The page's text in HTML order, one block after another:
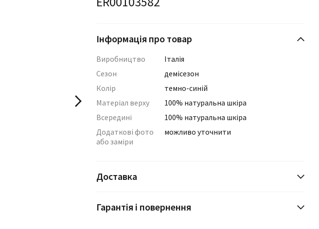
Інформація про товар
Виробництво
Італія
Сезон
демісезон
Колір
темно-синій
Матеріал верху
100% натуральна шкіра
Всередині
100% натуральна шкіра
Додаткові фото
або заміри
можливо уточнити
Доставка
Гарантія і повернення